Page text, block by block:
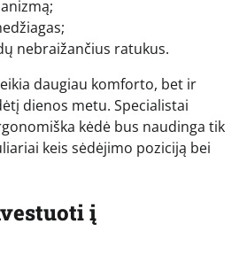
nebraižančius ratukus.
daugiau komforto, bet ir
dienos metu. Specialistai
kėdė bus naudinga tik
keis sėdėjimo poziciją bei
į